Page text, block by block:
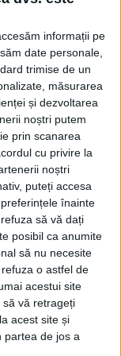
informații pe
date personale,
trimise de un
măsurarea
și dezvoltarea
noștri putem
prin scanarea
cu privire la
noștri
puteți accesa
înainte
să vă dați
posibil ca anumite
să nu necesite
o astfel de
acestui site
să vă retrageți
acest site și
partea de jos a
l supranumiseră
.